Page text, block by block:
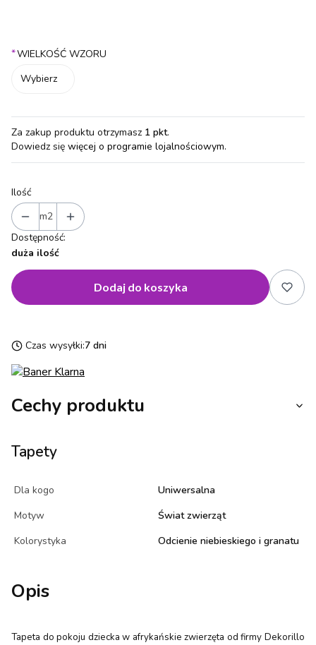
*WIELKOŚĆ WZORU
Wybierz
Za zakup produktu otrzymasz 1 pkt.
Dowiedz się więcej o programie lojalnościowym.
Ilość
m2
Dostępność:
duża ilość
Dodaj do koszyka
Czas wysyłki:7 dni
Cechy produktu
Tapety
Dla kogo
Uniwersalna
Motyw
Świat zwierząt
Kolorystyka
Odcienie niebieskiego i granatu
Opis
Tapeta do pokoju dziecka w afrykańskie zwierzęta od firmy Dekorillo